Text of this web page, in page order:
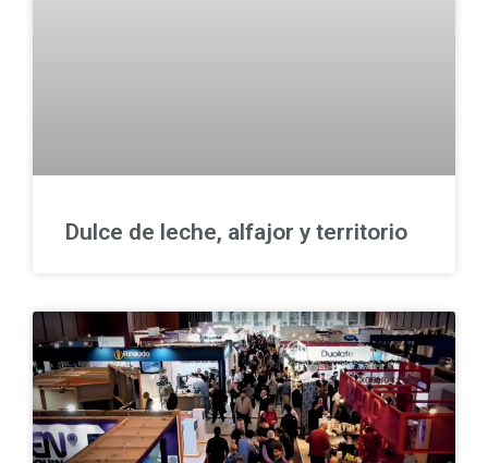
Dulce de leche, alfajor y territorio